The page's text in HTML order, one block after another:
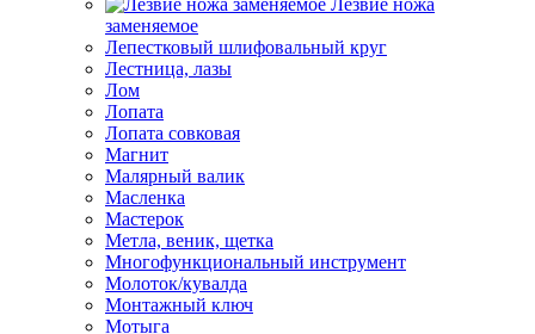
Лезвие ножа
заменяемое
Лепестковый шлифовальный круг
Лестница, лазы
Лом
Лопата
Лопата совковая
Магнит
Малярный валик
Масленка
Мастерок
Метла, веник, щетка
Многофункциональный инструмент
Молоток/кувалда
Монтажный ключ
Мотыга